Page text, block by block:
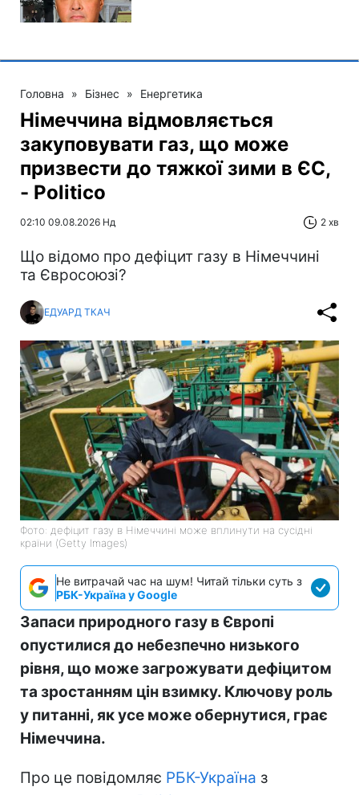
Головна » Бізнес » Енергетика
Німеччина відмовляється
закуповувати газ, що може
призвести до тяжкої зими в ЄС,
- Politico
02:10 09.08.2026 Нд 2 хв
Що відомо про дефіцит газу в Німеччині
та Євросоюзі?
ЕДУАРД ТКАЧ
Фото: дефіцит газу в Німеччині може вплинути на сусідні
країни (Getty Images)
Не витрачай час на шум! Читай тільки суть з
РБК-Україна у Google
Запаси природного газу в Європі
опустилися до небезпечно низького
рівня, що може загрожувати дефіцитом
та зростанням цін взимку. Ключову роль
у питанні, як усе може обернутися, грає
Німеччина.
Про це повідомляє РБК-Україна з